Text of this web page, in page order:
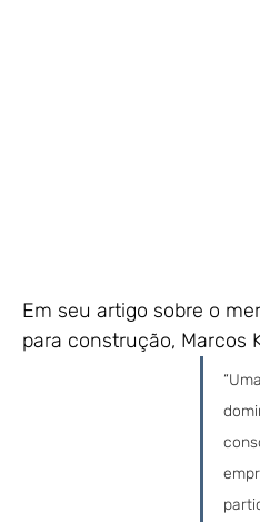
Em seu artigo sobre o
para construção, Marcos